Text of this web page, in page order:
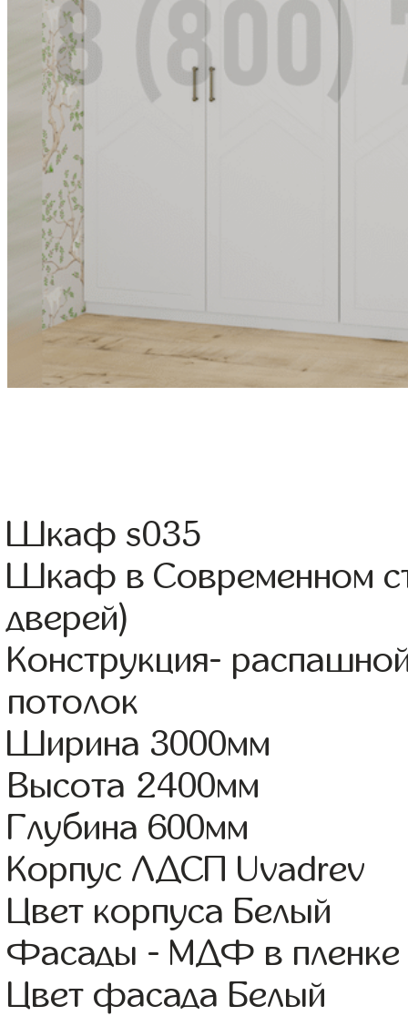
Шкаф s035
Шкаф в Современном
дверей)
Конструкция-
потолок
Ширина 3000мм
Высота 2400мм
Глубина 600мм
Корпус ЛДСП Uvadrev
Цвет корпуса Белый
Фасады - МДФ в
Цвет фасада Белый